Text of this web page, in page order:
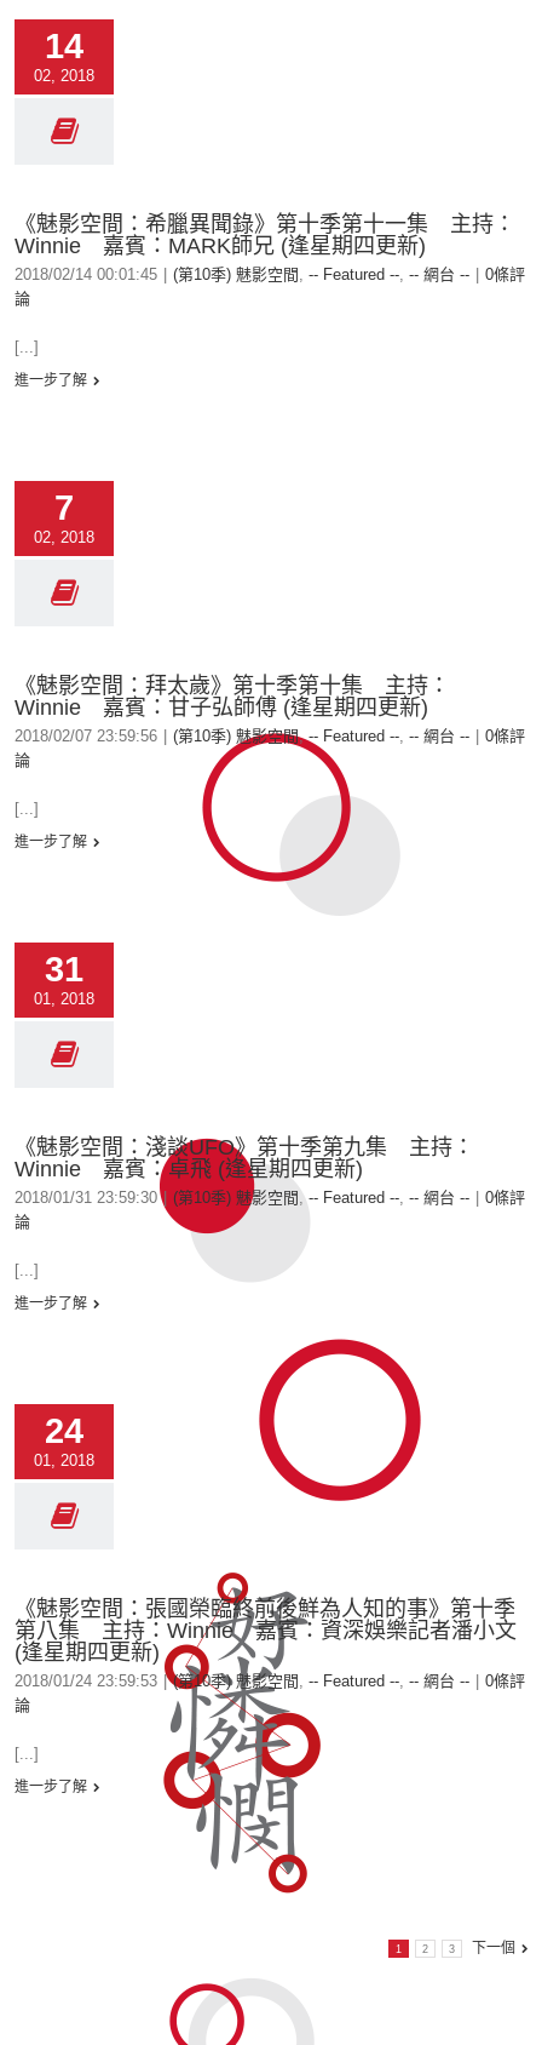
14
02, 2018
《魅影空間：希臘異聞錄》第十季第十一集 主持：
Winnie 嘉賓：MARK師兄 (逢星期四更新)
2018/02/14 00:01:45 (第10季) 魅影空間 , -- Featured --, -- 網台 --
0條評
論
[...]
進一步了解
7
02, 2018
《魅影空間：拜太歲》第十季第十集 主持：
Winnie 嘉賓：甘子弘師傅 (逢星期四更新)
2018/02/07 23:59:56 (第10季) 魅影空間,-- Featured --, -- 網台 --
0條評
論
[...]
進一步了解
31
01, 2018
《魅影空間：淺談UFO》第十季第九集 主持：
Winnie 嘉賓：卓飛 (逢星期四更新)
2018/01/31 23:59:30 (第10季) 魅影空間 ,-- Featured --, -- 網台 --
0條評
論
[...]
進一步了解
24
01, 2018
《魅影空間：張國榮臨終前後鮮為人知的事》第十季
第八集 主持：Winnie 嘉賓：資深娛樂記者潘小文
(逢星期四更新)
2018/01/24 23:59:53 | (第10季) 魅影空間 , -- Featured --, -- 網台 --
0條評
論
[...]
進一步了解
1 2 3 下一個